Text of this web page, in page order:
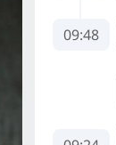
09:48